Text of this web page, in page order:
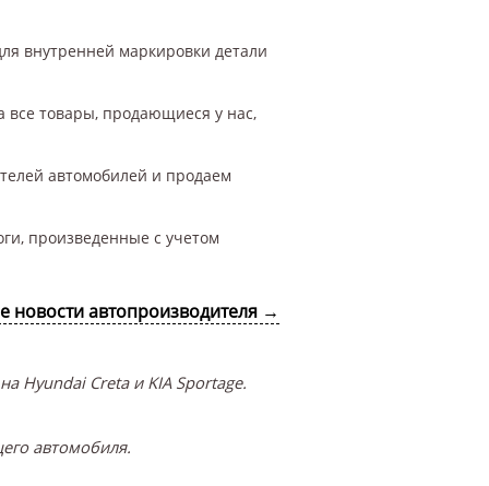
внутренней маркировки детали
все товары, продающиеся у нас,
автомобилей и продаем
произведенные с учетом
новости автопроизводителя →
Hyundai Creta и KIA Sportage.
автомобиля.